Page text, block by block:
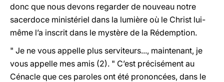
donc que nous devons regarder de nouveau notre
sacerdoce ministériel dans la lumière où le Christ lui-
même l’a inscrit dans le mystère de la Rédemption.
" Je ne vous appelle plus serviteurs..., maintenant, je
vous appelle mes amis (2). " C’est précisément au
Cénacle que ces paroles ont été prononcées, dans le